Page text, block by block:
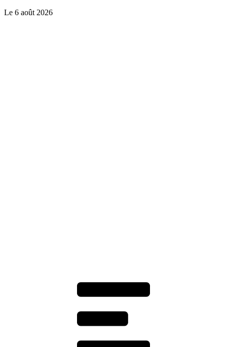
Le 6 août 2026